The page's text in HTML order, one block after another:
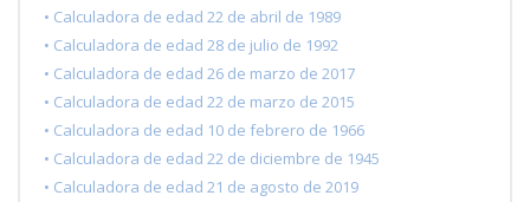
• Calculadora de edad 22 de abril de 1989
• Calculadora de edad 28 de julio de 1992
• Calculadora de edad 26 de marzo de 2017
• Calculadora de edad 22 de marzo de 2015
• Calculadora de edad 10 de febrero de 1966
• Calculadora de edad 22 de diciembre de 1945
• Calculadora de edad 21 de agosto de 2019